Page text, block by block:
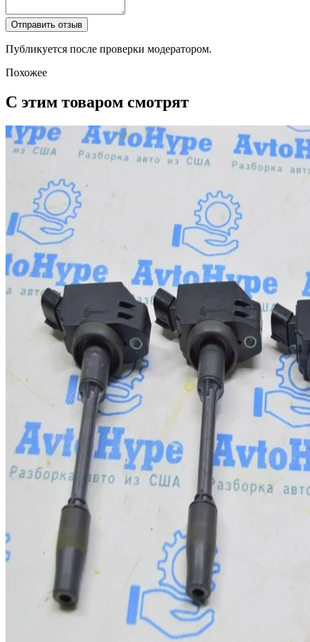
Отправить отзыв
Публикуется после проверки модератором.
Похожее
С этим товаром смотрят